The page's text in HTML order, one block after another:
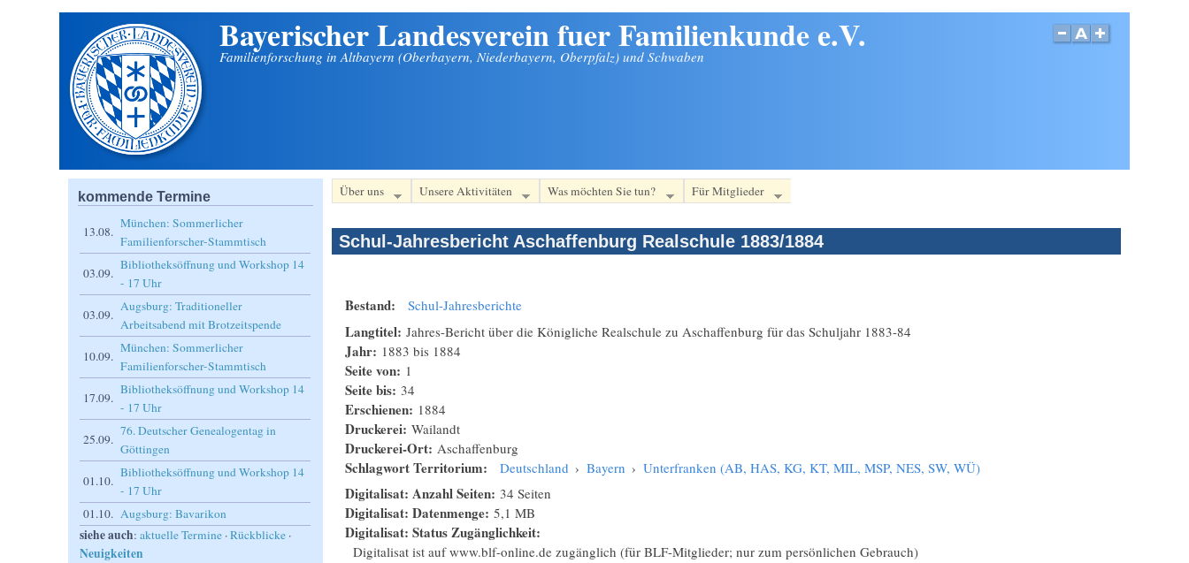
Bayerischer Landesverein fuer Familienkunde e.V.
Familienforschung in Altbayern (Oberbayern, Niederbayern, Oberpfalz) und Schwaben
Über uns Unsere Aktivitäten Was möchten Sie tun? Für Mitglieder
Schul-Jahresbericht Aschaffenburg Realschule 1883/1884
Bestand: Schul-Jahresberichte
Langtitel: Jahres-Bericht über die Königliche Realschule zu Aschaffenburg für das Schuljahr 1883-84
Jahr: 1883 bis 1884
Seite von: 1
Seite bis: 34
Erschienen: 1884
Druckerei: Wailandt
Druckerei-Ort: Aschaffenburg
Schlagwort Territorium: Deutschland › Bayern › Unterfranken (AB, HAS, KG, KT, MIL, MSP, NES, SW, WÜ)
Digitalisat: Anzahl Seiten: 34 Seiten
Digitalisat: Datenmenge: 5,1 MB
Digitalisat: Status Zugänglichkeit:
Digitalisat ist auf www.blf-online.de zugänglich (für BLF-Mitglieder; nur zum persönlichen Gebrauch)
kommende Termine
13.08.
München: Sommerlicher
Familienforscher-Stammtisch
03.09.
Bibliotheksöffnung und Workshop 14
- 17 Uhr
03.09.
Augsburg: Traditioneller
Arbeitsabend mit Brotzeitspende
10.09.
München: Sommerlicher
Familienforscher-Stammtisch
17.09.
Bibliotheksöffnung und Workshop 14
- 17 Uhr
25.09.
76. Deutscher Genealogentag in
Göttingen
01.10.
Bibliotheksöffnung und Workshop 14
- 17 Uhr
01.10. Augsburg: Bavarikon
siehe auch:aktuelle Termine ·Rückblicke ·
Neuigkeiten